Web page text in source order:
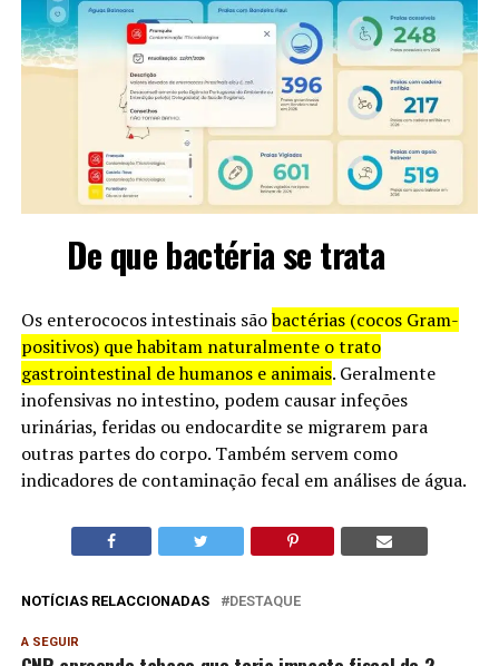
De que bactéria se trata
Os enterococos intestinais sãobactérias (cocos Gram-
positivos) que habitam naturalmente o trato
gastrointestinal de humanos e animais. Geralmente
inofensivas no intestino, podem causar infeções
urinárias, feridas ou endocardite se migrarem para
outras partes do corpo. Também servem como
indicadores de contaminação fecal em análises de água.
NOTÍCIAS RELACCIONADAS DESTAQUE
A SEGUIR